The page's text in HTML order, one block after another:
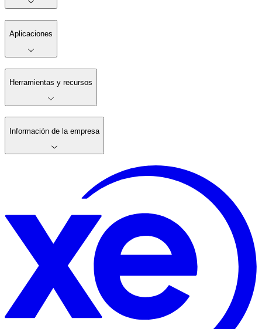
Aplicaciones
Herramientas y recursos
Información de la empresa